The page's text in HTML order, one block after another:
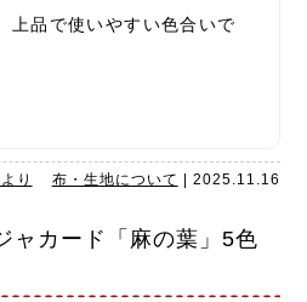
上品で使いやすい色合いで
り 布・生地について | 2025.11.16
ャカード「麻の葉」5色